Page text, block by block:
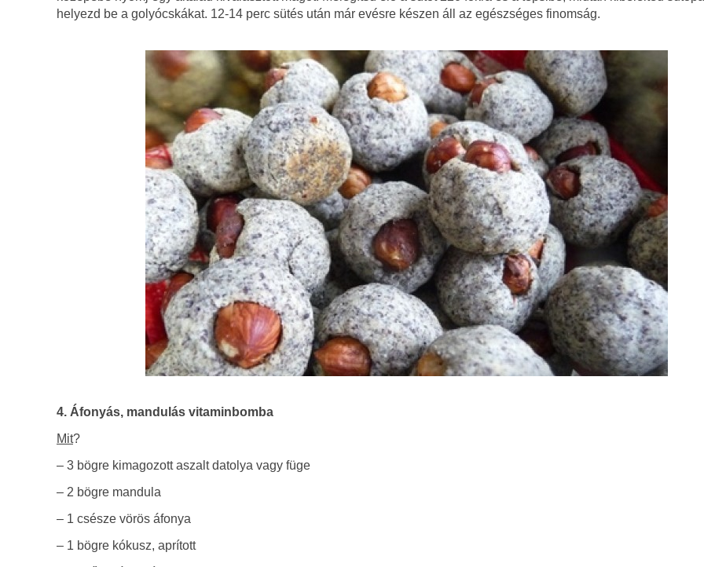
helyezd be a golyócskákat. 12-14 perc sütés után már evésre készen áll az egészséges finomság.
4. Áfonyás, mandulás vitaminbomba
Mit?
– 3 bögre kimagozott aszalt datolya vagy füge
– 2 bögre mandula
– 1 csésze vörös áfonya
– 1 bögre kókusz, aprított